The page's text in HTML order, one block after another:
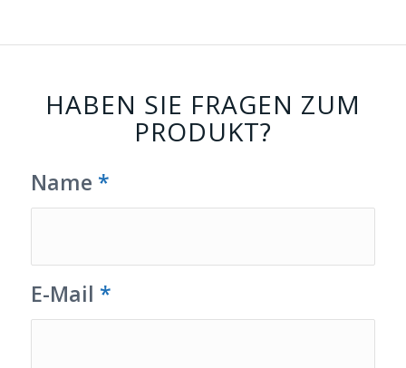
HABEN SIE FRAGEN ZUM
PRODUKT?
Name *
E-Mail *